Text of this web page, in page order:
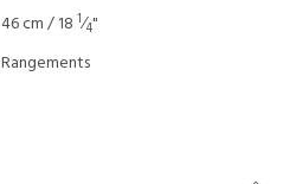
46 cm / 18 1⁄4"
Rangements